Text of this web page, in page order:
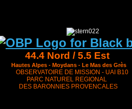
44.4 Nord / 5.5 Est
Hautes Alpes - Moydans - Le Mas des Grès
OBSERVATOIRE DE MISSION - UAI B10
PARC NATUREL REGIONAL
DES BARONNIES PROVENCALES